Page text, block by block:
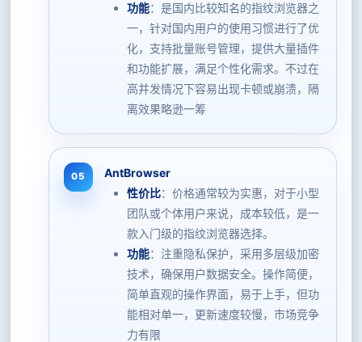
功能：是国内比较知名的指纹浏览器之
一，针对国内用户的使用习惯进行了优
化，支持批量账号管理，提供大量插件
和功能扩展，满足个性化需求。不过在
高并发情况下容易出现卡顿或崩溃，隔
离效果略逊一筹
AntBrowser
性价比：价格通常较为实惠，对于小型
团队或个体用户来说，成本较低，是一
款入门级的指纹浏览器选择。
功能：注重隐私保护，采用多层级加密
技术，确保用户数据安全。操作简便，
简单直观的操作界面，易于上手，但功
能相对单一，更新速度较慢，市场竞争
力有限